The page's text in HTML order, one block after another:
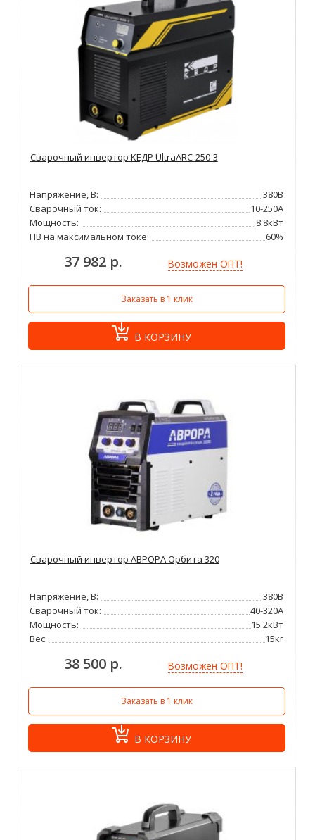
Сварочный инвертор КЕДР UltraARC-250-3
Напряжение, В:
380В
Сварочный ток:
10-250А
Мощность:
8.8кВт
ПВ на максимальном токе:
60%
37 982 р. Возможен ОПТ!
Заказать в 1 клик
В КОРЗИНУ
Сварочный инвертор АВРОРА Орбита 320
Напряжение, В:
380В
Сварочный ток:
40-320А
Мощность:
15.2кВт
Вес:
15кг
38 500 р. Возможен ОПТ!
Заказать в 1 клик
В КОРЗИНУ